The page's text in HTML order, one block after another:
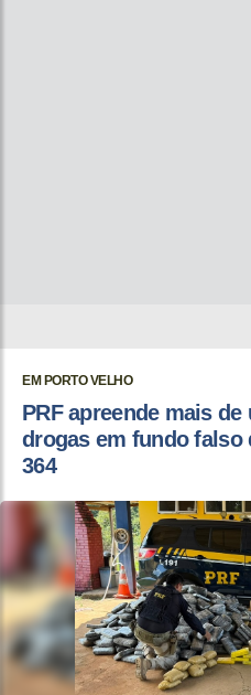
EM PORTO VELHO
PRF apreende mais
drogas em fundo falso
364